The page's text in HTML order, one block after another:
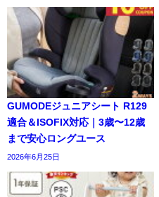
GUMODEジュニアシート R129
適合＆ISOFIX対応｜3歳〜12歳
まで安心ロングユース
2026年6月25日